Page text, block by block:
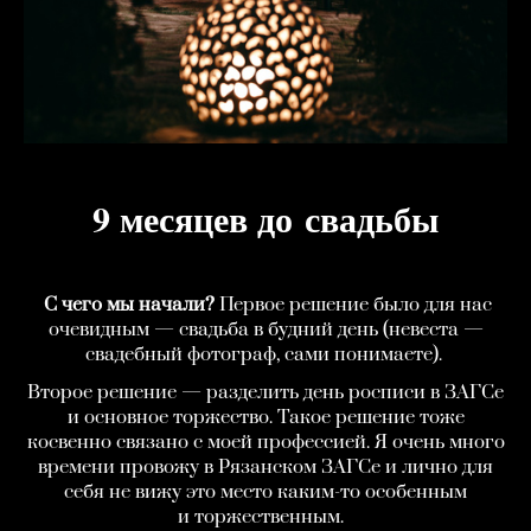
9 месяцев до свадьбы
С чего мы начали? Первое решение было для нас
очевидным — свадьба в будний день (невеста —
свадебный фотограф, сами понимаете).
Второе решение — разделить день росписи в ЗАГСе
и основное торжество. Такое решение тоже
косвенно связано с моей профессией. Я очень много
времени провожу в Рязанском ЗАГСе и лично для
себя не вижу это место каким-то особенным
и торжественным.